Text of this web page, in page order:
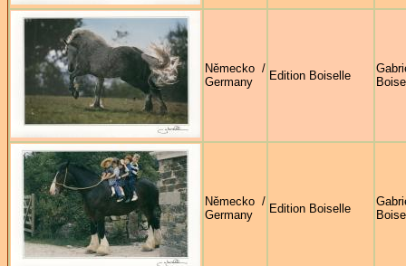
Německo /
Germany
Edition Boiselle
Německo /
Germany
Edition Boiselle